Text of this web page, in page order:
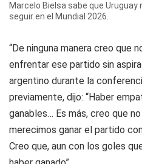
Marcelo Bielsa sabe que
seguir en el Mundial 2026.
“De ninguna manera creo que
enfrentar ese partido sin
argentino durante la
previamente, dijo: “Haber
ganables… Es más, creo que
merecimos ganar el partido
Creo que, aun con los goles